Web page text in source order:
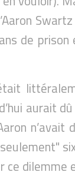
de
aurait
n’avait
ce dilemme